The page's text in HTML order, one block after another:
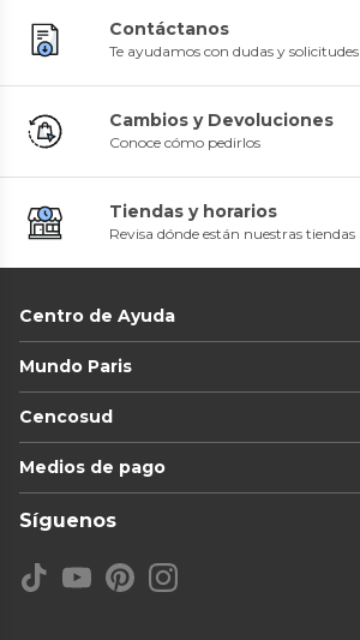
Contáctanos
Te ayudamos con dudas y solicitudes
Cambios y Devoluciones
Conoce cómo pedirlos
Tiendas y horarios
Revisa dónde están nuestras tiendas
Centro de Ayuda
Mundo Paris
Cencosud
Medios de pago
Síguenos